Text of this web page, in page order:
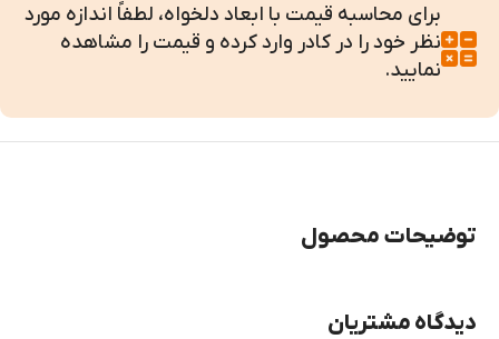
برای محاسبه قیمت با ابعاد دلخواه، لطفاً اندازه مورد
نظر خود را در کادر وارد کرده و قیمت را مشاهده
نمایید.
توضیحات محصول
دیدگاه مشتریان